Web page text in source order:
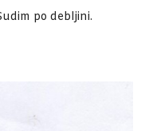
po debljini.